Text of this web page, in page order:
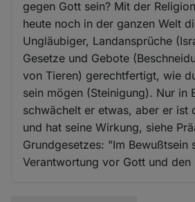
gegen Gott sein? Mit der
heute noch in der ganzen Welt
Ungläubiger, Landansprüche
Gesetze und Gebote
von Tieren) gerechtfertigt, wie
sein mögen (Steinigung). Nur in
schwächelt er etwas, aber er ist
und hat seine Wirkung, siehe
Grundgesetzes: "Im Bewußtsein
Verantwortung vor Gott und